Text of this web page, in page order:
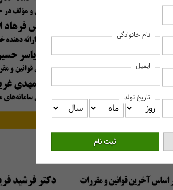
نام خانوادگی
ایمیل
تاریخ تولد